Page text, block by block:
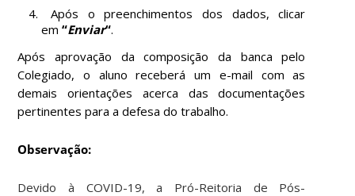
Após o preenchimentos dos dados, clicar
em“Enviar“.
Após aprovação da composição da banca pelo
Colegiado, o aluno receberá um e-mail com as
demais orientações acerca das documentações
pertinentes para a defesa do trabalho.
Observação:
Devido à COVID-19, a Pró-Reitoria de Pós-